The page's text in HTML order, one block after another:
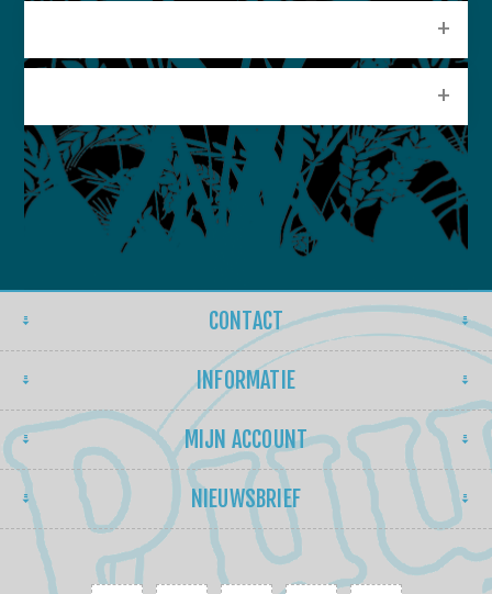
CONTACT
INFORMATIE
MIJN ACCOUNT
NIEUWSBRIEF